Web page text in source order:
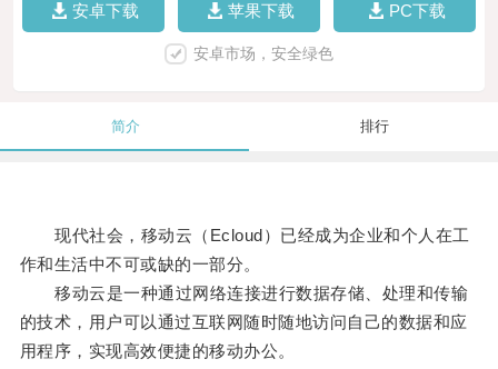
安卓下载 苹果下载 PC下载
安卓市场，安全绿色
简介 排行
现代社会，移动云（Ecloud）已经成为企业和个人在工
作和生活中不可或缺的一部分。
移动云是一种通过网络连接进行数据存储、处理和传输
的技术，用户可以通过互联网随时随地访问自己的数据和应
用程序，实现高效便捷的移动办公。